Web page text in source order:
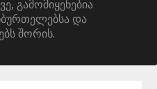
გამომიყენებია
და
შორის.